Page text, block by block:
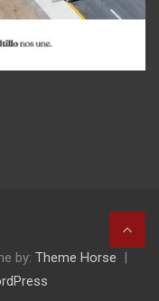
by: Theme Horse